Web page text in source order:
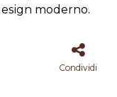
moderno.
Condividi